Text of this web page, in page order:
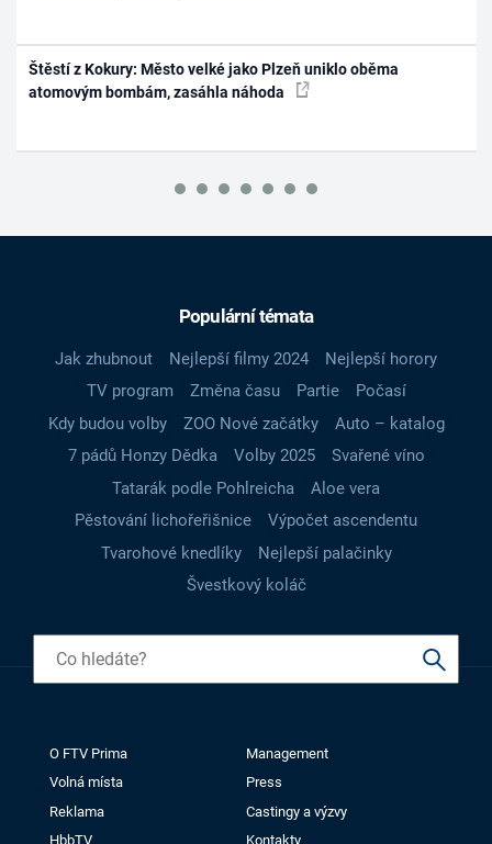
Štěstí z Kokury: Město velké jako Plzeň uniklo oběma
atomovým bombám, zasáhla náhoda
Populární témata
Jak zhubnout Nejlepší filmy 2024
Nejlepší horory
TV program
Změna času Partie
Počasí
Kdy budou volby
ZOO Nové začátky
Auto – katalog
7 pádů Honzy Dědka
Volby 2025
Svařené víno
Tatarák podle Pohlreicha
Aloe vera
Pěstování lichořeřišnice
Výpočet ascendentu
Tvarohové knedlíky
Nejlepší palačinky
Švestkový koláč
O FTV Prima
Management
Volná místa
Press
Reklama
Castingy a výzvy
HbbTV
Kontakty